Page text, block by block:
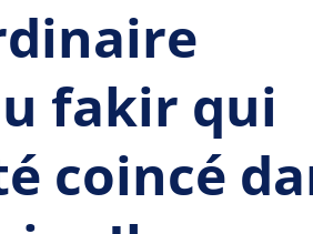
fakir qui
coincé